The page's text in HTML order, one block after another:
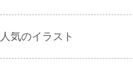
人気のイラスト